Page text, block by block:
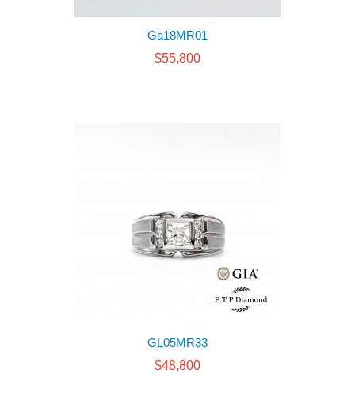
Ga18MR01
$55,800
GL05MR33
$48,800